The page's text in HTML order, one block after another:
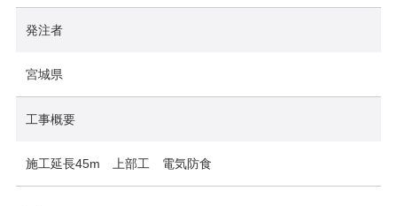
発注者
宮城県
工事概要
施工延長45m 上部工 電気防食